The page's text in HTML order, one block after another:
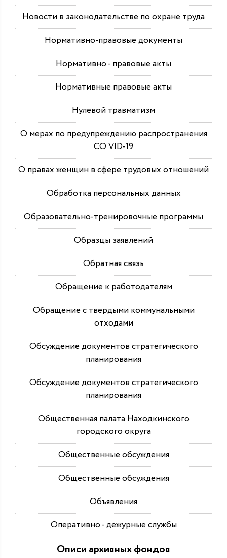
Новости в законодательстве по охране труда
Нормативно-правовые документы
Нормативно - правовые акты
Нормативные правовые акты
Нулевой травматизм
О мерах по предупреждению распространения
СО VID-19
О правах женщин в сфере трудовых отношений
Обработка персональных данных
Образовательно-тренировочные программы
Образцы заявлений
Обратная связь
Обращение к работодателям
Обращение с твердыми коммунальными
отходами
Обсуждение документов стратегического
планирования
Обсуждение документов стратегического
планирования
Общественная палата Находкинского
городского округа
Общественные обсуждения
Общественные обсуждения
Объявления
Оперативно - дежурные службы
Описи архивных фондов